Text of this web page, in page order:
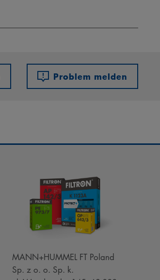
Problem melden
MANN+HUMMEL FT Poland
Sp. z o. o. Sp. k.